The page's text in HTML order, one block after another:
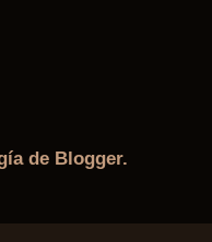
de Blogger.